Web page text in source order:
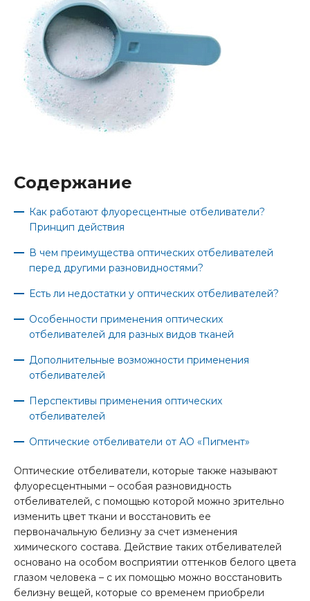
Содержание
Как работают флуоресцентные отбеливатели?
Принцип действия
В чем преимущества оптических отбеливателей
перед другими разновидностями?
Есть ли недостатки у оптических отбеливателей?
Особенности применения оптических
отбеливателей для разных видов тканей
Дополнительные возможности применения
отбеливателей
Перспективы применения оптических
отбеливателей
Оптические отбеливатели от АО «Пигмент»
Оптические отбеливатели, которые также называют
флуоресцентными – особая разновидность
отбеливателей, с помощью которой можно зрительно
изменить цвет ткани и восстановить ее
первоначальную белизну за счет изменения
химического состава. Действие таких отбеливателей
основано на особом восприятии оттенков белого цвета
глазом человека – с их помощью можно восстановить
белизну вещей, которые со временем приобрели